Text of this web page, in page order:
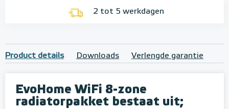
2 tot 5 werkdagen
Product details Downloads Verlengde garantie
EvoHome WiFi 8-zone
radiatorpakket bestaat uit;